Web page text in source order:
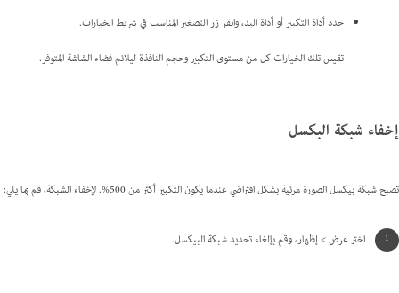
حدد أداة التكبير أو أداة اليد، وانقر زر التصغير المناسب في شريط الخيارات.
تقيس تلك الخيارات كل من مستوى التكبير وحجم النافذة ليلائم فضاء الشاشة المتوفر.
إخفاء شبكة البكسل
تصبح شبكة بيكسل الصورة مرئية بشكل افتراضي عندما يكون التكبير أكثر من 500%. لإخفاء الشبكة، قم بما يلي:
اختر عرض > إظهار، وقم بإلغاء تحديد شبكة البيكسل.